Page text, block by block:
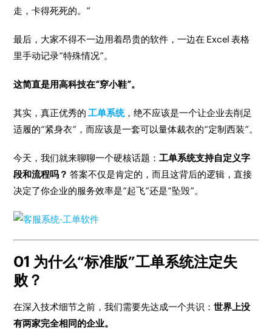
走，卡得死死的。”
最后，大家不得不一边用着昂贵的软件，一边在 Excel 表格
里手动记录“特殊情况”。
这简直是用高科技在“穿小鞋”。
其实，真正优秀的工单系统，绝不应该是一个让企业去削足
适履的“紧身衣”，而应该是一套可以量体裁衣的“定制西装”。
今天，我们就来聊聊一个硬核话题：工单系统支持自定义字
段和流程吗？ 答案不仅是肯定的，而且这背后的逻辑，直接
决定了你企业的服务效率是“起飞”还是“坠毁”。
01 为什么“标准版”工单系统注定失
败？
在深入技术细节之前，我们需要先达成一个共识：世界上没
有两家完全相同的企业。